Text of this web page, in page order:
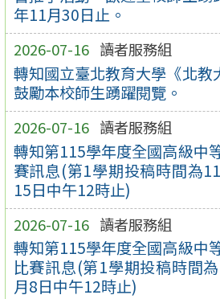
年11月30日止。
2026-07-16 讀者服務組
轉知國立臺北教育大學《北教
鼓勵本校師生踴躍閱覽。
2026-07-16 讀者服務組
轉知第115學年度全國高級中
賽訊息(第1學期投稿時間為
15日中午12時止)
2026-07-16 讀者服務組
轉知第115學年度全國高級中
比賽訊息(第1學期投稿時間
月8日中午12時止)